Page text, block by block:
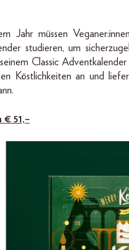
Jahr müssen
studieren, um
Classic
Köstlichkeiten an und
€ 51,–